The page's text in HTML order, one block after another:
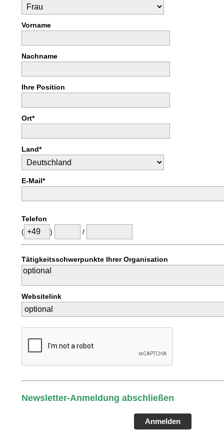
Vorname
Nachname
Ihre Position
Ort*
Land*
E-Mail*
Telefon
(
) /
Tätigkeitsschwerpunkte Ihrer Organisation
Websitelink
Newsletter-Anmeldung abschließen
Anmelden